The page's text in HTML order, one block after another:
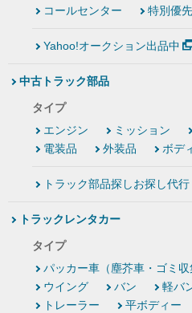
コールセンター
特別優
Yahoo!オークション出品中
中古トラック部品
タイプ
エンジン
ミッション
電装品
外装品 ボデ
トラック部品探しお探し代行
トラックレンタカー
タイプ
パッカー車（塵芥車・ゴミ収
ウイング
バン 軽バ
トレーラー
平ボディー